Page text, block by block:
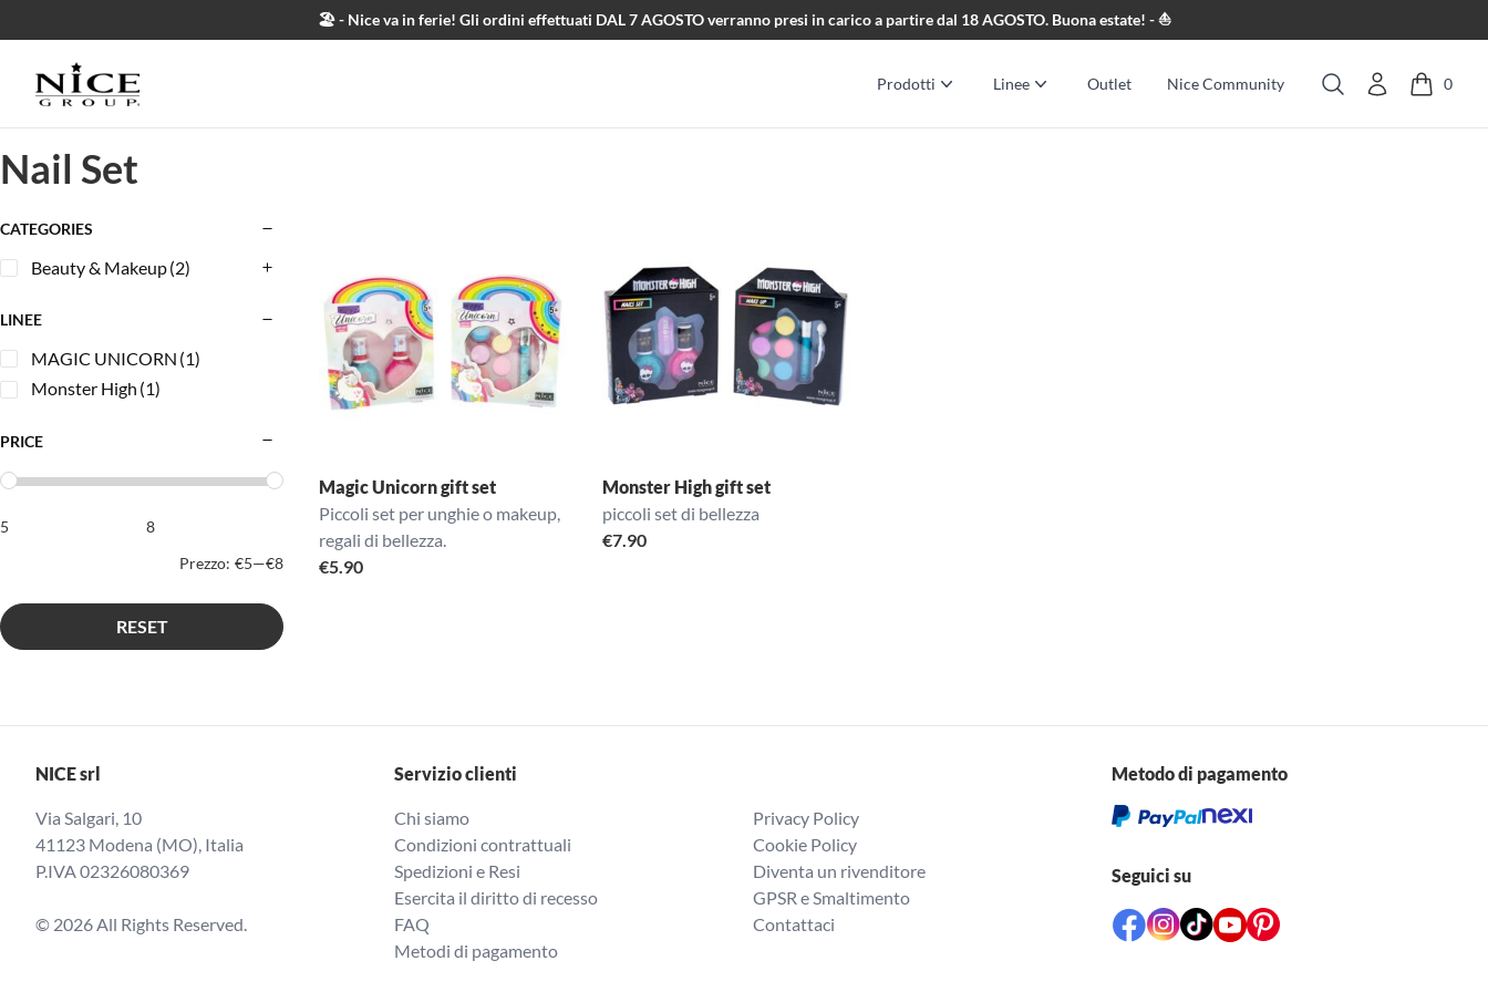
🏖️ - Nice va in ferie! Gli ordini effettuati DAL 7 AGOSTO verranno presi in carico a partire dal 18 AGOSTO. Buona estate! - ⛵
Prodotti Linee Outlet Nice Community
Cerca
0
Nail Set
Magic Unicorn gift set
Piccoli set per unghie o makeup,
regali di bellezza.
€5.90
Monster High gift set
piccoli set di bellezza
€7.90
CATEGORIES
Beauty & Makeup(2)
LINEE
MAGIC UNICORN (1)
Monster High (1)
PRICE
Prezzo: €5—€8
RESET
NICE srl
Via Salgari, 10
41123 Modena (MO), Italia
P.IVA 02326080369
© 2026 All Rights Reserved.
Servizio clienti
Chi siamo
Condizioni contrattuali
Spedizioni e Resi
Esercita il diritto di recesso
FAQ
Metodi di pagamento
Privacy Policy
Cookie Policy
Diventa un rivenditore
GPSR e Smaltimento
Contattaci
Metodo di pagamento
Seguici su